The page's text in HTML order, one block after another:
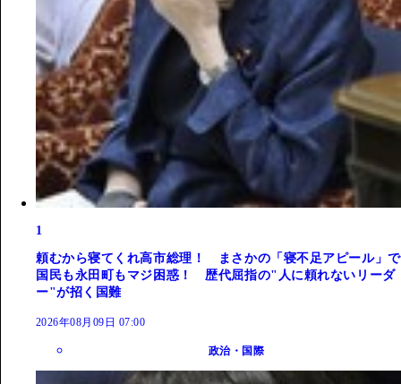
1
頼むから寝てくれ高市総理！ まさかの「寝不足アピール」で
国民も永田町もマジ困惑！ 歴代屈指の"人に頼れないリーダ
ー"が招く国難
2026年08月09日 07:00
政治・国際